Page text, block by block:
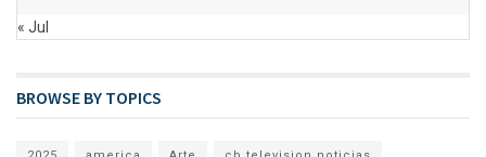
« Jul
BROWSE BY TOPICS